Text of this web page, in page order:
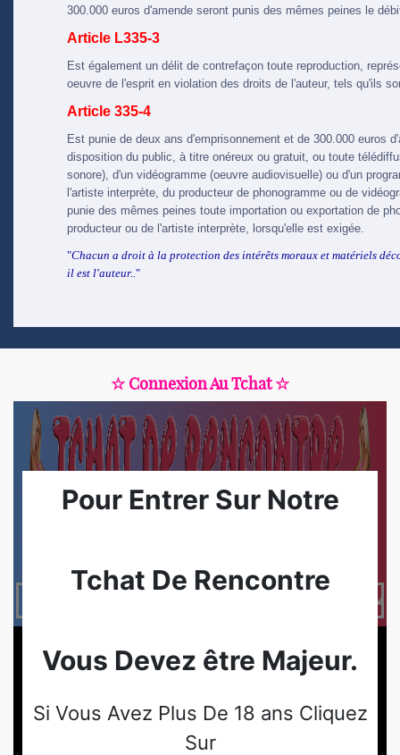
300.000 euros d'amende seront punis des mêmes peines le
Article L335-3
Est également un délit de contrefaçon toute reproduction,
oeuvre de l'esprit en violation des droits de l'auteur, tels qu'ils
Article 335-4
Est punie de deux ans d'emprisonnement et de 300.000 euros
disposition du public, à titre onéreux ou gratuit, ou toute
sonore), d'un vidéogramme (oeuvre audiovisuelle) ou d'un
l'artiste interprète, du producteur de phonogramme ou de
punie des mêmes peines toute importation ou exportation de
producteur ou de l'artiste interprète, lorsqu'elle est exigée.
"Chacun a droit à la protection des intérêts moraux et matériels
il est l'auteur.. "
☆ Connexion Au Tchat ☆